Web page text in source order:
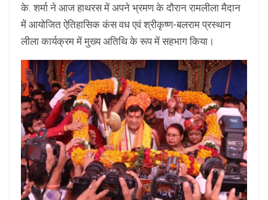
के. शर्मा ने आज हाथरस में अपने भ्रमण के दौरान रामलीला मैदान
में आयोजित ऐतिहासिक कंस वध एवं श्रीकृष्ण-बलराम प्रस्थान
लीला कार्यक्रम में मुख्य अतिथि के रूप में सहभाग किया।